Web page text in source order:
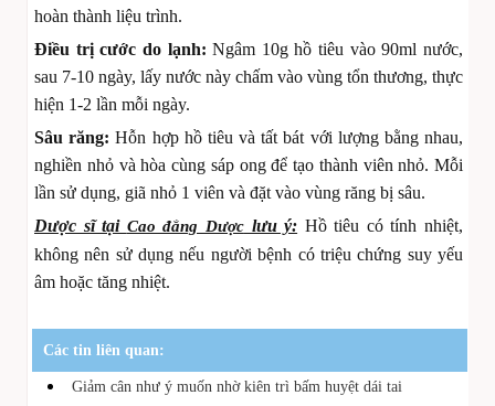
hoàn thành liệu trình.
Điều trị cước do lạnh: Ngâm 10g hồ tiêu vào 90ml nước,
sau 7-10 ngày, lấy nước này chấm vào vùng tổn thương, thực
hiện 1-2 lần mỗi ngày.
Sâu răng: Hỗn hợp hồ tiêu và tất bát với lượng bằng nhau,
nghiền nhỏ và hòa cùng sáp ong để tạo thành viên nhỏ. Mỗi
lần sử dụng, giã nhỏ 1 viên và đặt vào vùng răng bị sâu.
Dược sĩ tại Cao đẳng Dượclưu ý: Hồ tiêu có tính nhiệt,
không nên sử dụng nếu người bệnh có triệu chứng suy yếu
âm hoặc tăng nhiệt.
Các tin liên quan:
Giảm cân như ý muốn nhờ kiên trì bấm huyệt dái tai